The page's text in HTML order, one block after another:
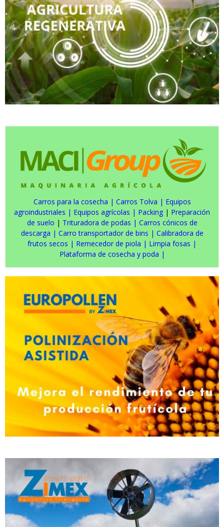
Carros para la cosecha | Carros Tolva | Equipos
agroindustriales | Equipos agrícolas | Packing | Preparación
de suelo | Trituradora de podas | Carros cónicos de
descarga | Carro transportador de bins | Calibradora de
frutos secos | Remecedor de piola | Limpia fosas |
Plataforma de cosecha y poda |